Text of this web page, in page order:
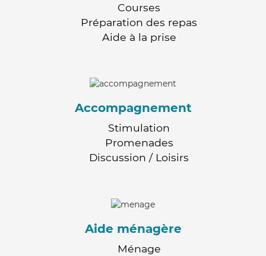
Courses
Préparation des repas
Aide à la prise
Accompagnement
Stimulation
Promenades
Discussion / Loisirs
Aide ménagère
Ménage